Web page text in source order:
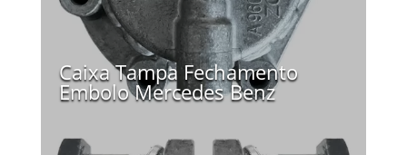
Caixa Tampa Fechamento
Embolo Mercedes Benz